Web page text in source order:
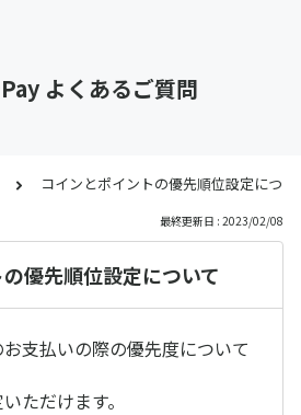
よくあるご質問
コインとポイントの優先順位設定につい
最終更新日 : 2023/02/08
優先順位設定について
支払いの際の優先度について
ただけます。